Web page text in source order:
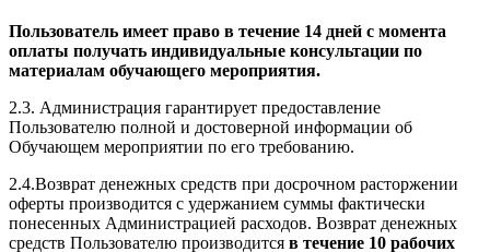
Пользователь имеет право в течение 14 дней с момента
оплаты получать индивидуальные консультации по
материалам обучающего мероприятия.
2.3. Администрация гарантирует предоставление
Пользователю полной и достоверной информации об
Обучающем мероприятии по его требованию.
2.4.Возврат денежных средств при досрочном расторжении
оферты производится с удержанием суммы фактически
понесенных Администрацией расходов. Возврат денежных
средств Пользователю производится в течение 10 рабочих